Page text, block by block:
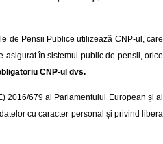
de Pensii Publice utilizează CNP-ul, care
în sistemul public de pensii, orice
CNP-ul dvs.
2016/679 al Parlamentului European și al
cu caracter personal şi privind libera